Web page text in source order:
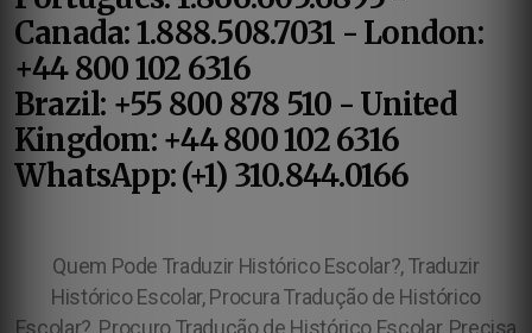
Canada: 1.888.508.7031 - London:
+44 800 102 6316
Brazil: +55 800 878 510 - United
Kingdom: +44 800 102 6316
WhatsApp: (+1) 310.844.0166
Quem Pode Traduzir Histórico Escolar?, Traduzir
Histórico Escolar, Procura Tradução de Histórico
Escolar?, Procuro Tradução de Histórico Escolar, Precisa